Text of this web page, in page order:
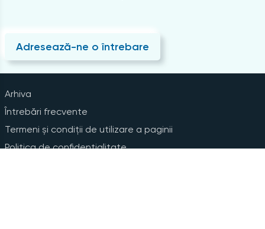
Adresează-ne o întrebare
Arhiva
Întrebări frecvente
Termeni și condiții de utilizare a paginii
Politica de confidențialitate